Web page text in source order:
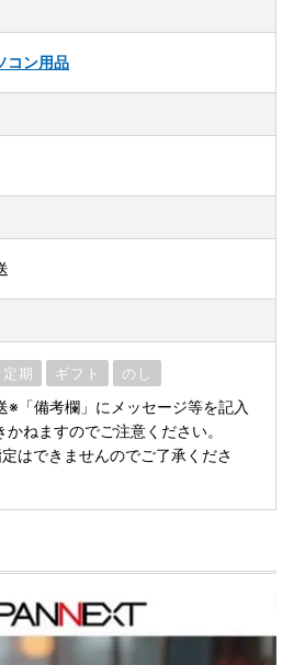
コン用品
定期 ギフト のし
「備考欄」にメッセージ等を記入
ねますのでご注意ください。
はできませんのでご了承くださ